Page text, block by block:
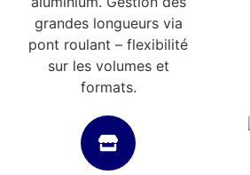
grandes longueurs via
pont roulant – flexibilité
sur les volumes et
formats.